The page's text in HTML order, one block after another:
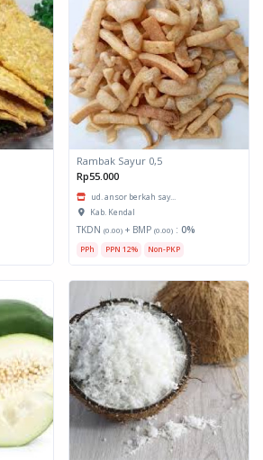
Rambak Sayur 0,5
Rp55.000
ud. ansor berkah say...
Kab. Kendal
TKDN (0.00) + BMP (0.00) : 0%
PPh PPN 12% Non-PKP